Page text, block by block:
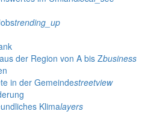
trending_up
der Region von A bis Zbusiness
in der Gemeindestreetview
Klimalayers